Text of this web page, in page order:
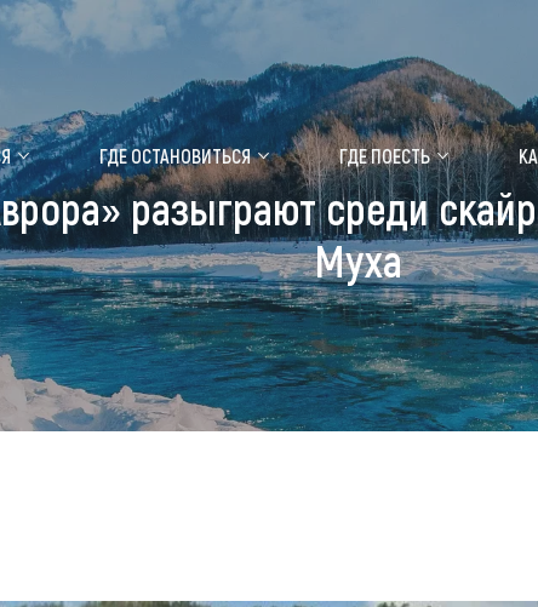
Цветение маральника
Где побывать
Объекты природы
Объекты истории и культуры
Объекты развлечений
Топ туристических мест
Чем
Календарь
Аудиогид
Мой маршрут
ГДЕ ОСТАНОВИТЬСЯ ГДЕ ПОЕСТЬ
разыграют среди
Муха